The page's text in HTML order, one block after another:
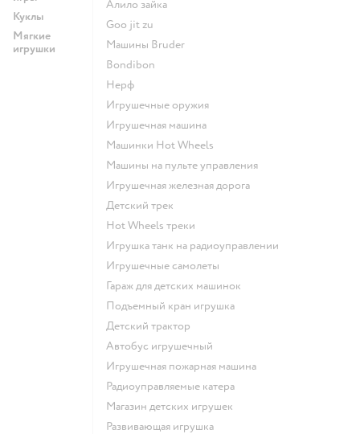
Куклы
Мягкие
игрушки
Алило зайка
Goo jit zu
Машины Bruder
Bondibon
Нерф
Игрушечные оружия
Игрушечная машина
Машинки Hot Wheels
Машины на пульте управления
Игрушечная железная дорога
Детский трек
Hot Wheels треки
Игрушка танк на радиоуправлении
Игрушечные самолеты
Гараж для детских машинок
Подъемный кран игрушка
Детский трактор
Автобус игрушечный
Игрушечная пожарная машина
Радиоуправляемые катера
Магазин детских игрушек
Развивающая игрушка